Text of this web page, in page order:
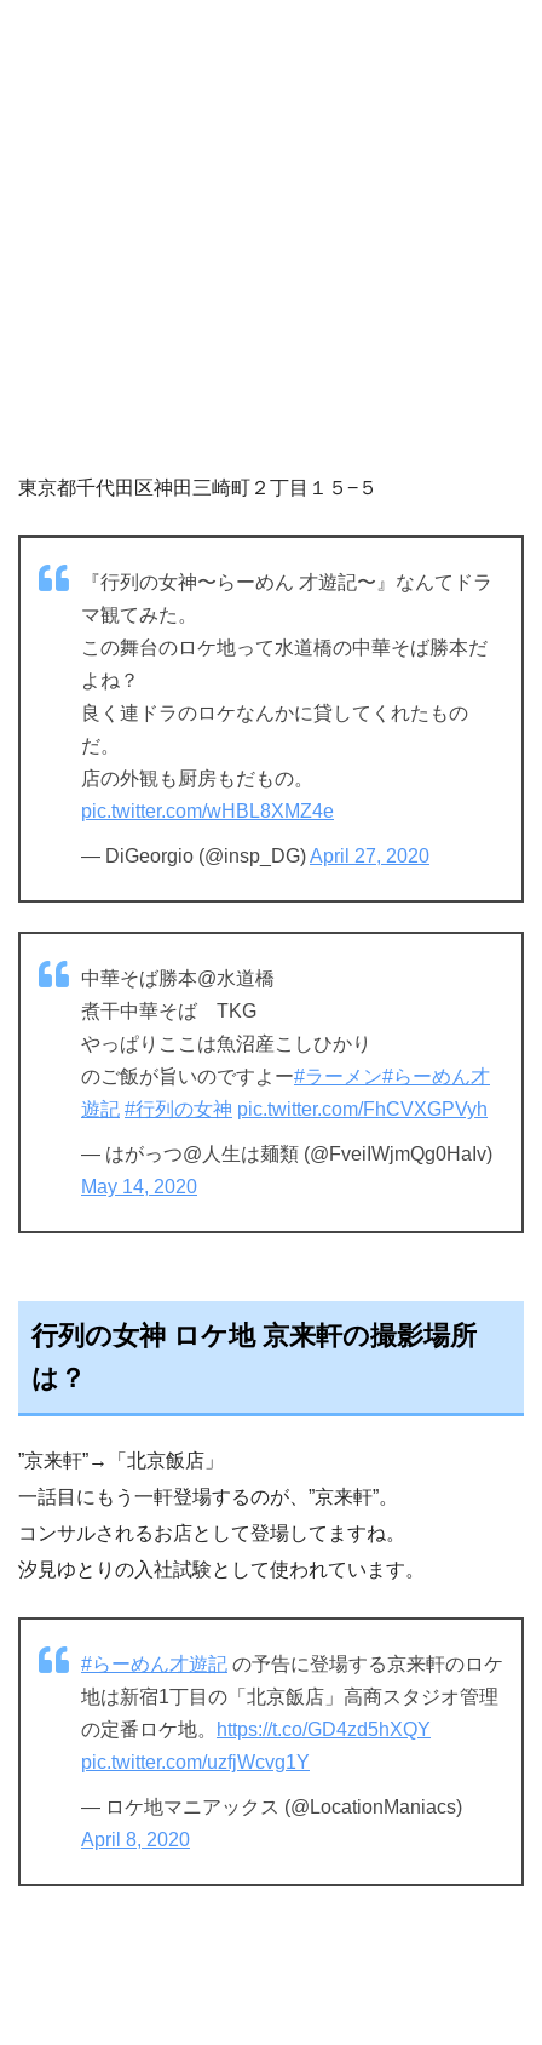
東京都千代田区神田三崎町２丁目１５−５
『行列の女神〜らーめん 才遊記〜』なんてドラ
マ観てみた。
この舞台のロケ地って水道橋の中華そば勝本だ
よね？
良く連ドラのロケなんかに貸してくれたもの
だ。
店の外観も厨房もだもの。
pic.twitter.com/wHBL8XMZ4e
— DiGeorgio (@insp_DG)April 27, 2020
中華そば勝本@水道橋
煮干中華そば TKG
やっぱりここは魚沼産こしひかり
のご飯が旨いのですよー#ラーメン#らーめん才
遊記 #行列の女神 pic.twitter.com/FhCVXGPVyh
— はがっつ@人生は麺類 (@FveiIWjmQg0HaIv)
May 14, 2020
行列の女神 ロケ地 京来軒の撮影場所
は？
”京来軒”→「北京飯店」
一話目にもう一軒登場するのが、”京来軒”。
コンサルされるお店として登場してますね。
汐見ゆとりの入社試験として使われています。
#らーめん才遊記 の予告に登場する京来軒のロケ
地は新宿1丁目の「北京飯店」高商スタジオ管理
の定番ロケ地。
https://t.co/GD4zd5hXQY
pic.twitter.com/uzfjWcvg1Y
— ロケ地マニアックス (@LocationManiacs)
April 8, 2020